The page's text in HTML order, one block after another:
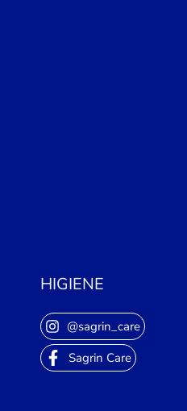
HIGIENE
@sagrin_care
Sagrin Care